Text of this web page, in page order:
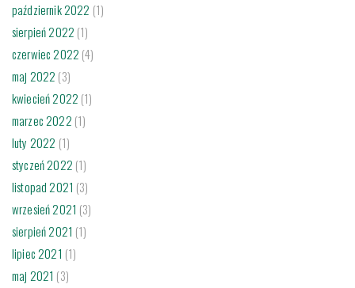
październik 2022 (1)
sierpień 2022 (1)
czerwiec 2022 (4)
maj 2022 (3)
kwiecień 2022 (1)
marzec 2022 (1)
luty 2022 (1)
styczeń 2022 (1)
listopad 2021 (3)
wrzesień 2021 (3)
sierpień 2021 (1)
lipiec 2021 (1)
maj 2021 (3)